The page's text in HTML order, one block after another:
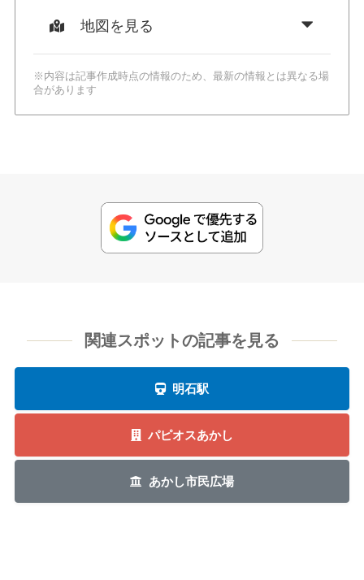
地図を見る
※内容は記事作成時点の情報のため、最新の情報とは異なる場
合があります
関連スポットの記事を見る
明石駅
パピオスあかし
あかし市民広場